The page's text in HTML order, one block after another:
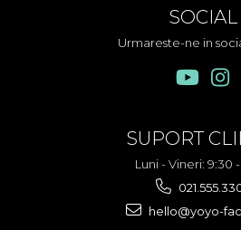
SOCIAL
Urmareste-ne in
SUPORT
Luni - Vineri: 9:30 -
hello@yoyo-